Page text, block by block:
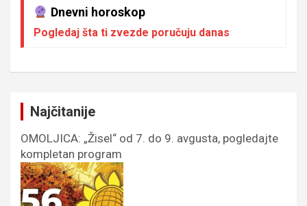
Dnevni horoskop
Pogledaj šta ti zvezde poručuju danas
Najčitanije
OMOLJICA: „Žisel“ od 7. do 9. avgusta, pogledajte
kompletan program